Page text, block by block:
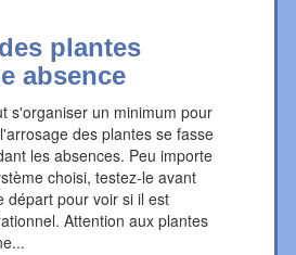
plantes
absence
s'organiser un minimum pour
des plantes se fasse
les absences. Peu importe
choisi, testez-le avant
départ pour voir si il est
Attention aux plantes